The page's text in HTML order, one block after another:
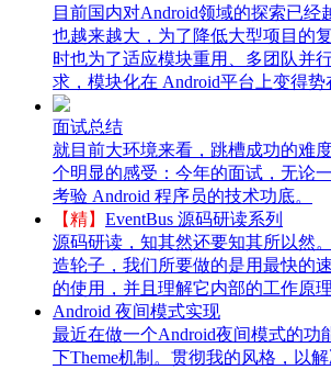
目前国内对Android领域的探索已经
也越来越大，为了降低大型项目的
时也为了适应模块重用、多团队并
求，模块化在 Android平台上变得势
面试总结
就目前大环境来看，跳槽成功的难
个明显的感受：今年的面试，无论
考验 Android 程序员的技术功底。
【精】 EventBus 源码研读系列
源码研读，知其然还要知其所以然
造轮子，我们所要做的是用最快的
的使用，并且理解它内部的工作原理
Android 夜间模式实现
最近在做一个Android夜间模式的功
下Theme机制。贯彻我的风格，以